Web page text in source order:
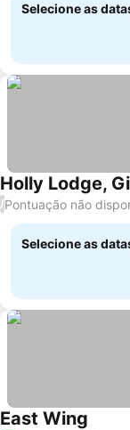
Selecione as
Holly Lodge,
/Pontuação não
Selecione as
East Wing